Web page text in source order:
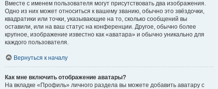
Вместе с именем пользователя могут присутствовать два изображения.
Одно из них может относиться к вашему званию, обычно это звёздочки,
квадратики или точки, указывающие на то, сколько сообщений вы
оставили, или на ваш статус на конференции. Другое, обычно более
крупное, изображение известно как «аватара» и обычно уникально для
каждого пользователя.
Вернуться к началу
Как мне включить отображение аватары?
На вкладке «Профиль» личного раздела вы можете добавить аватару с